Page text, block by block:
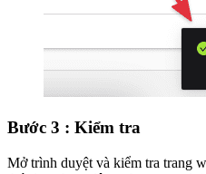
Bước 3 : Kiểm tra
Mở trình duyệt và kiểm tra trang